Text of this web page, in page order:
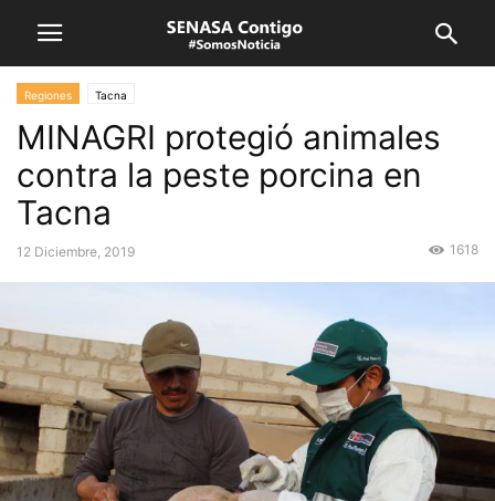
Regiones Tacna
MINAGRI protegió animales
contra la peste porcina en
Tacna
12 Diciembre, 2019 1618